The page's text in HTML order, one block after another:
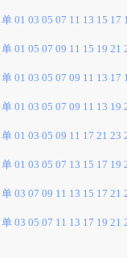
单 01 03 05 07 11 13 15 17
单 01 05 07 09 11 15 19 21
单 01 03 05 07 09 11 13 17
单 01 03 05 07 09 11 13 19
单 01 03 05 09 11 17 21 23
单 01 03 05 07 13 15 17 19
单 03 07 09 11 13 15 17 21
单 03 05 07 11 13 17 19 21